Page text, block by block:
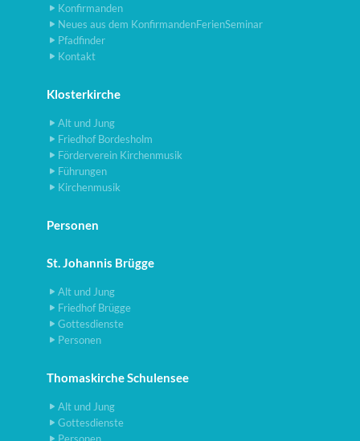
Konfirmanden
Neues aus dem KonfirmandenFerienSeminar
Pfadfinder
Kontakt
Klosterkirche
Alt und Jung
Friedhof Bordesholm
Förderverein Kirchenmusik
Führungen
Kirchenmusik
Personen
St. Johannis Brügge
Alt und Jung
Friedhof Brügge
Gottesdienste
Personen
Thomaskirche Schulensee
Alt und Jung
Gottesdienste